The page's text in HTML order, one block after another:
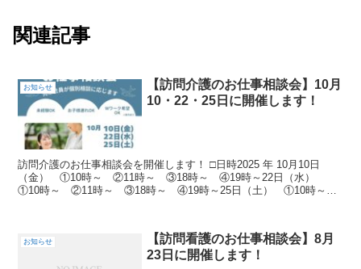
関連記事
お知らせ
【訪問介護のお仕事相談会】10月
10・22・25日に開催します！
訪問介護のお仕事相談会を開催します！ □日時2025 年 10月10日
（金） ①10時～ ②11時～ ③18時～ ④19時～22日（水）
①10時～ ②11時～ ③18時～ ④19時～25日（土） ①10時～
お知らせ
【訪問看護のお仕事相談会】8月
23日に開催します！